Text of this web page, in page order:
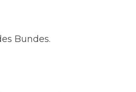
Bundes.